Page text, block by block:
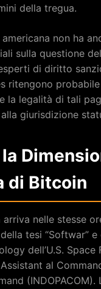
della tregua.
americana non ha
sulla questione
di diritto
ritengono probabile
la legalità di tali
giurisdizione
di Bitcoin
arriva nelle stesse
tesi “Softwar” e
dell’U.S.
al
(INDOPACOM).